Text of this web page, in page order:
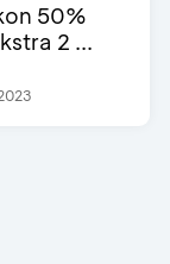
50%
2 ...